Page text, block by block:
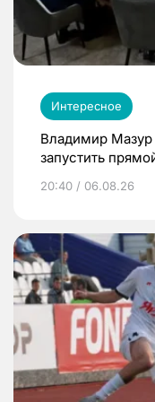
Интересное
Владимир
запустить
20:40 / 06.08.26